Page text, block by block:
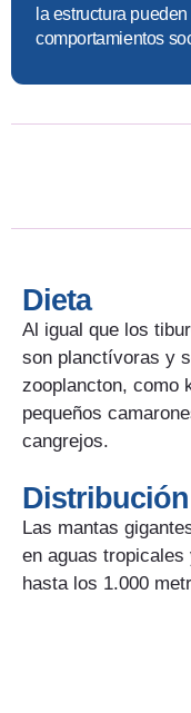
la estructura
comportamientos
Dieta
Al igual que los
son planctívoras y
zooplancton, como
pequeños
cangrejos.
Distribución
Las mantas
en aguas
hasta los 1.000